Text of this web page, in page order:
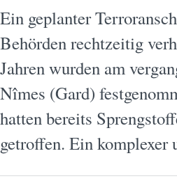
Ein geplanter
Behörden rechtzeitig
Jahren wurden am
Nîmes (Gard)
hatten bereits
getroffen. Ein